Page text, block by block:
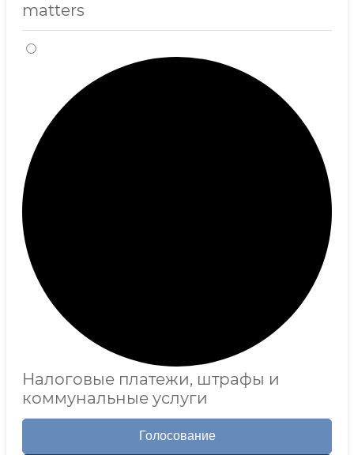
matters
Налоговые платежи, штрафы и
коммунальные услуги
Голосование